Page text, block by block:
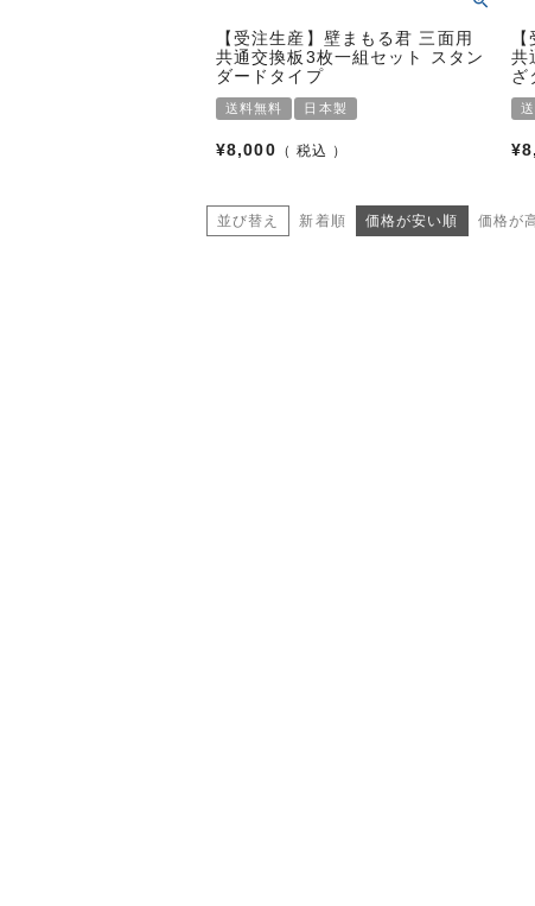
【受注生産】壁まもる君 三面用
共通交換板3枚一組セット スタン
ダードタイプ
送料無料 日本製
¥8,000 税込
共
ざ
¥
並び替え 新着順 価格が安い順 価格が